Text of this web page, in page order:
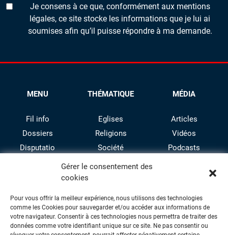
Gérer le consentement des
cookies
Pour vous offrir la meilleur expérience, nous utilisons des technologies
comme les Cookies pour sauvegarder et/ou accéder aux informations de
votre navigateur. Consentir à ces technologies nous permettra de traiter des
données comme votre identifiant unique sur ce site. Ne pas consentir ou
Je consens à ce que, conformément aux mentions
légales, ce site stocke les informations que je lui ai
soumises afin qu’il puisse répondre à ma demande.
MENU
Fil info
Dossiers
Disputatio
THÉMATIQUE
Eglises
Religions
Société
Culture
MÉDIA
Articles
Vidéos
Podcasts